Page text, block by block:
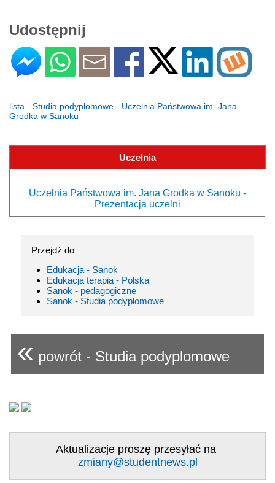
Udostępnij
lista - Studia podyplomowe - Uczelnia Państwowa im. Jana
Grodka w Sanoku
Uczelnia
Uczelnia Państwowa im. Jana Grodka w Sanoku -
Prezentacja uczelni
Przejdź do
Edukacja - Sanok
Edukacja terapia - Polska
Sanok - pedagogiczne
Sanok - Studia podyplomowe
« powrót - Studia podyplomowe
Aktualizacje proszę przesyłać na
zmiany@studentnews.pl